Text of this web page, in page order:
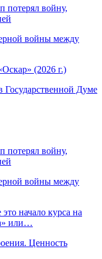
потерял войну,
войны между
(2026 г.)
Думе
потерял войну,
войны между
начало курса на
или…
Ценность